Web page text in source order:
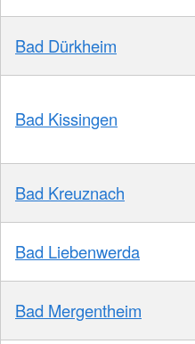
Bad Dürkheim
Bad Kissingen
Bad Kreuznach
Bad Liebenwerda
Bad Mergentheim